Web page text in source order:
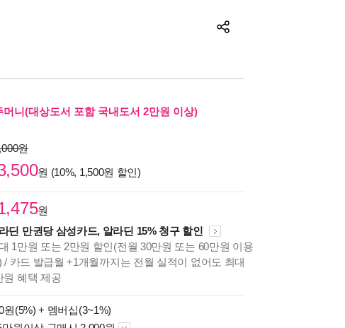
니(대상도서 포함 국내도서 2만원 이상)
원
원 (10%, 1,500원 할인)
원
딘 만권당 삼성카드, 알라딘 15% 청구 할인
1만원 또는 2만원 할인(전월 30만원 또는 60만원 이용
/ 카드 발급월 +1개월까지는 전월 실적이 없어도 최대
원 혜택 제공
원(5%) + 멤버십(3~1%)